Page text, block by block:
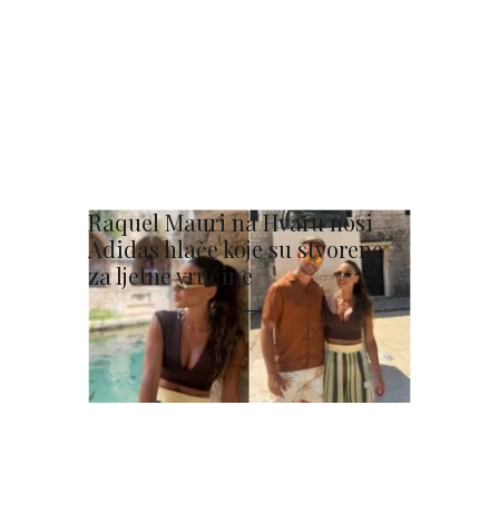
Raquel Mauri na Hvaru nosi
Adidas hlače koje su stvorene
za ljetne vrućine